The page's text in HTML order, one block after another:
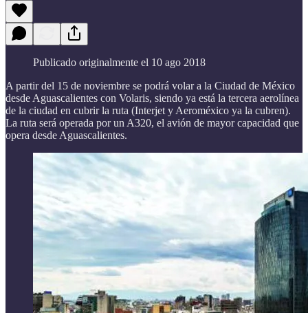
Publicado originalmente el 10 ago 2018
A partir del 15 de noviembre se podrá volar a la Ciudad de México
desde Aguascalientes con Volaris, siendo ya está la tercera aerolínea
de la ciudad en cubrir la ruta (Interjet y Aeroméxico ya la cubren).
La ruta será operada por un A320, el avión de mayor capacidad que
opera desde Aguascalientes.